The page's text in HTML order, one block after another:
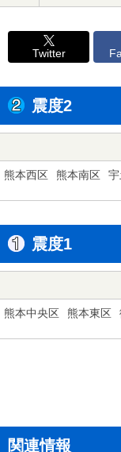
Twitter
震度2
熊本西区 熊本南区
震度1
熊本中央区 熊本東区
関連情報